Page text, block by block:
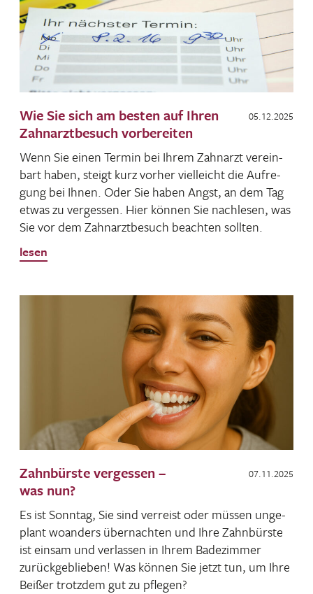
05.12.2025
Wie Sie sich am besten auf Ihren
Zahnarztbesuch vorbereiten
Wenn Sie einen Termin bei Ihrem Zahn­arzt verein­
bart haben, steigt kurz vorher viel­leicht die Aufre­
gung bei Ihnen. Oder Sie haben Angst, an dem Tag
etwas zu vergessen. Hier können Sie nach­lesen, was
Sie vor dem Zahn­arzt­be­such beachten sollten.
lesen
07.11.2025
Zahnbürste vergessen –
was nun?
Es ist Sonntag, Sie sind verreist oder müssen unge­
plant woan­ders über­nachten und Ihre Zahn­bürste
ist einsam und verlassen in Ihrem Bade­zimmer
zurück­ge­blieben! Was können Sie jetzt tun, um Ihre
Beißer trotzdem gut zu pflegen?